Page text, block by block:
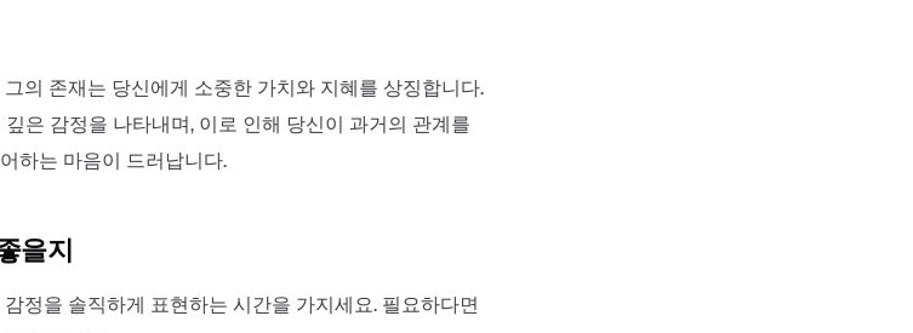
의 존재는 당신에게 소중한 가치와 지혜를 상징합니다.
은 감정을 나타내며, 이로 인해 당신이 과거의 관계를
하는 마음이 드러납니다.
을지
정을 솔직하게 표현하는 시간을 가지세요. 필요하다면